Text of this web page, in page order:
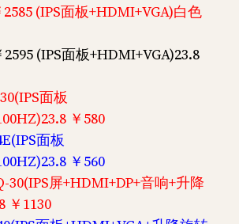
(IPS面板+HDMI+VGA)白色
(IPS面板+HDMI+VGA)23.8
面板
￥580
面板
￥560
30(IPS屏+HDMI+DP+音响+升降
￥1130